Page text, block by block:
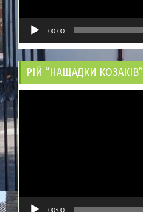
00:00
РІЙ “НАЩАДКИ КОЗАКІВ”
00:00